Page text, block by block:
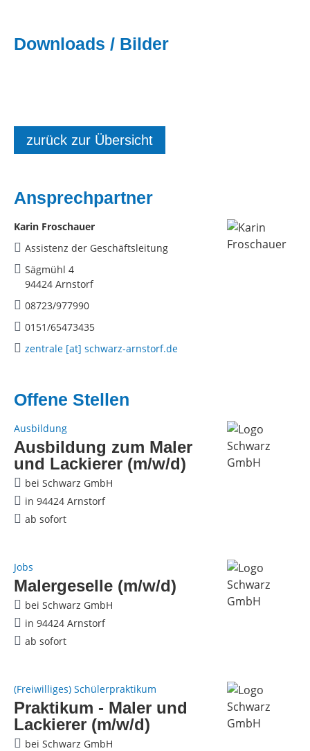
Downloads / Bilder
zurück zur Übersicht
Ansprechpartner
Karin Froschauer
Assistenz der Geschäftsleitung
Sägmühl 4
94424 Arnstorf
08723/977990
0151/65473435
zentrale [at] schwarz-arnstorf.de
Offene Stellen
Ausbildung
Ausbildung zum Maler
und Lackierer (m/w/d)
bei Schwarz GmbH
in 94424 Arnstorf
ab sofort
Jobs
Malergeselle (m/w/d)
bei Schwarz GmbH
in 94424 Arnstorf
ab sofort
(Freiwilliges) Schülerpraktikum
Praktikum - Maler und
Lackierer (m/w/d)
bei Schwarz GmbH